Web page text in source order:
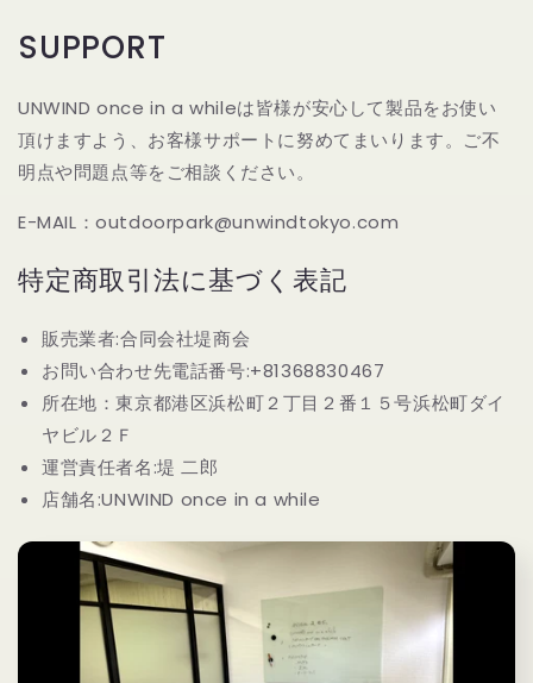
SUPPORT
UNWIND once in a whileは皆様が安心して製品をお使い
頂けますよう、お客様サポートに努めてまいります。ご不
明点や問題点等をご相談ください。
E-MAIL：outdoorpark@unwindtokyo.com
特定商取引法に基づく表記
販売業者:合同会社堤商会
お問い合わせ先電話番号:+81368830467
所在地：東京都港区浜松町２丁目２番１５号浜松町ダイ
ヤビル２Ｆ
運営責任者名:堤 二郎
店舗名:UNWIND once in a while